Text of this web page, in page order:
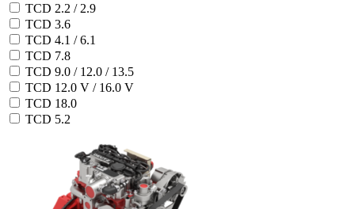
TCD 2.2 / 2.9
TCD 3.6
TCD 4.1 / 6.1
TCD 7.8
TCD 9.0 / 12.0 / 13.5
TCD 12.0 V / 16.0 V
TCD 18.0
TCD 5.2